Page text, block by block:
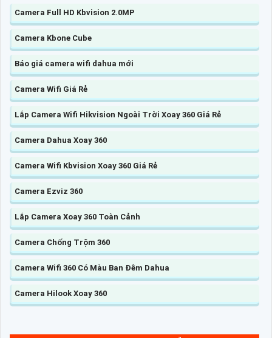
Camera Full HD Kbvision 2.0MP
Camera Kbone Cube
Báo giá camera wifi dahua mới
Camera Wifi Giá Rẻ
Lắp Camera Wifi Hikvision Ngoài Trời Xoay 360 Giá Rẻ
Camera Dahua Xoay 360
Camera Wifi Kbvision Xoay 360 Giá Rẻ
Camera Ezviz 360
Lắp Camera Xoay 360 Toàn Cảnh
Camera Chống Trộm 360
Camera Wifi 360 Có Màu Ban Đêm Dahua
Camera Hilook Xoay 360